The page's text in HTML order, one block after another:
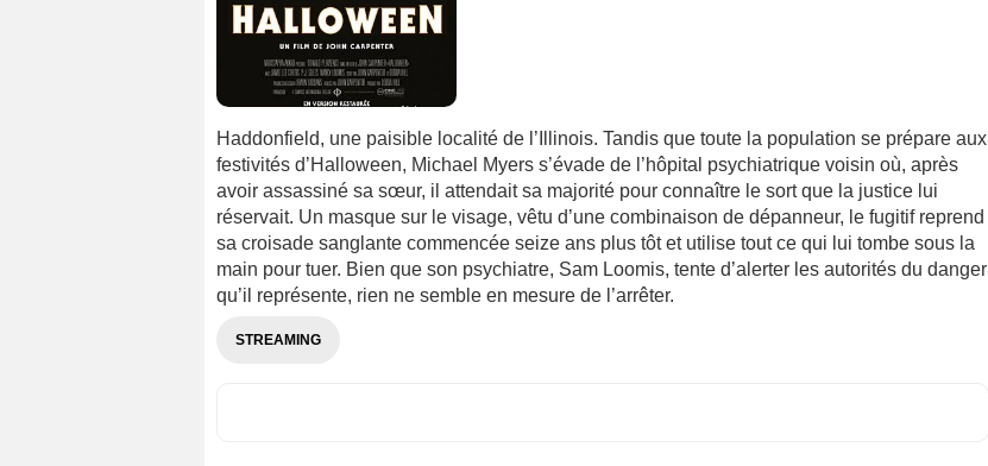
Haddonfield, une paisible localité de l’Illinois. Tandis que toute la population se prépare aux
festivités d’Halloween, Michael Myers s’évade de l’hôpital psychiatrique voisin où, après
avoir assassiné sa sœur, il attendait sa majorité pour connaître le sort que la justice lui
réservait. Un masque sur le visage, vêtu d’une combinaison de dépanneur, le fugitif reprend
sa croisade sanglante commencée seize ans plus tôt et utilise tout ce qui lui tombe sous la
main pour tuer. Bien que son psychiatre, Sam Loomis, tente d’alerter les autorités du danger
qu’il représente, rien ne semble en mesure de l’arrêter.
STREAMING